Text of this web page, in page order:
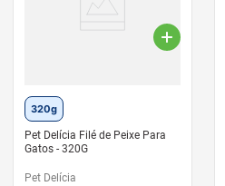
320g
Pet Delícia Filé de Peixe Para
Gatos - 320G
Pet Delícia